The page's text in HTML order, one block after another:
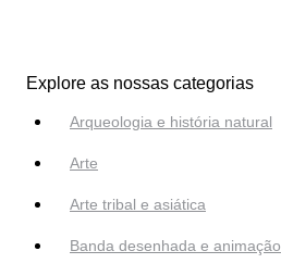
Explore as nossas categorias
Arqueologia e história natural
Arte
Arte tribal e asiática
Banda desenhada e animação